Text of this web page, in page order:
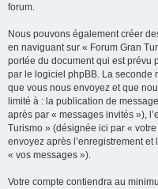
forum.
Nous pouvons également créer
en naviguant sur « Forum Gran
portée du document qui est prévu
par le logiciel phpBB. La seconde
que vous nous envoyez et que
limité à : la publication de
après par « messages invités »),
Turismo » (désignée ici par «
envoyez après l’enregistrement
« vos messages »).
Votre compte contiendra au